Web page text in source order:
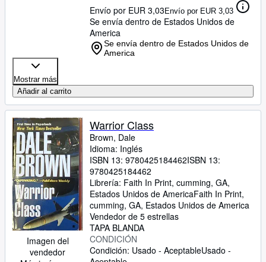
Envío por EUR 3,03Envío por EUR 3,03
Se envía dentro de Estados Unidos de
America
Se envía dentro de Estados Unidos de
America
Mostrar más
Añadir al carrito
Imagen del
vendedor
Warrior Class
Brown, Dale
Idioma: Inglés
ISBN 13: 9780425184462ISBN 13:
9780425184462
Librería: Faith In Print, cumming, GA,
Estados Unidos de AmericaFaith In Print,
cumming, GA, Estados Unidos de America
Vendedor de 5 estrellas
TAPA BLANDA
CONDICIÓN
Condición: Usado - AceptableUsado -